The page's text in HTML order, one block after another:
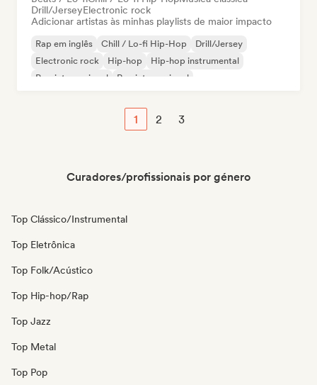
Drill/JerseyElectronic rock
Adicionar artistas às minhas playlists de maior impacto
Rap em inglês Chill / Lo-fi Hip-Hop
Drill/Jersey
Electronic rock
Hip-hop
Hip-hop instrumental
Pop internacional
Rap internacional
1 2 3
Curadores/profissionais por género
Top Clássico/Instrumental
Top Eletrônica
Top Folk/Acústico
Top Hip-hop/Rap
Top Jazz
Top Metal
Top Pop